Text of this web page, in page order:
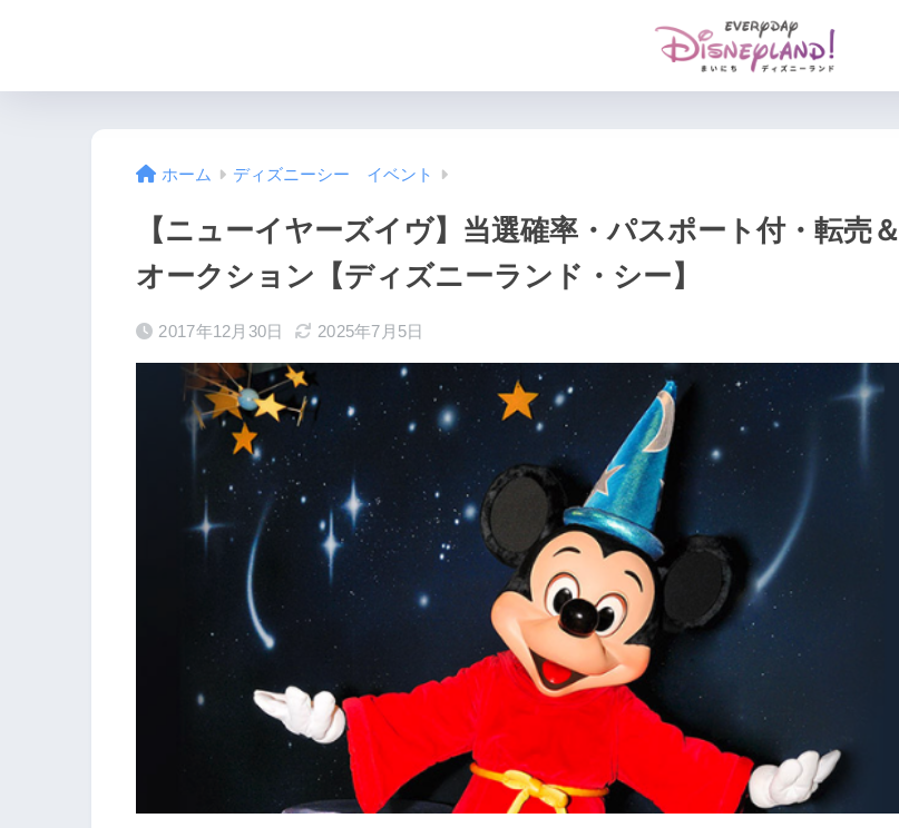
ホーム ディズニーシー イベント
【ニューイヤーズイヴ】当選確率・パスポート付・転売＆
オークション【ディズニーランド・シー】
2017年12月30日 2025年7月5日